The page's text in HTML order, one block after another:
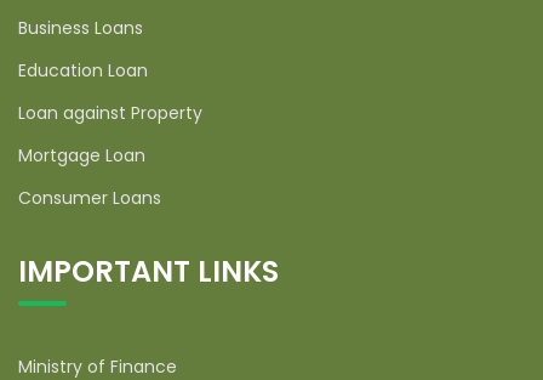
Business Loans
Education Loan
Loan against Property
Mortgage Loan
Consumer Loans
IMPORTANT LINKS
Ministry of Finance